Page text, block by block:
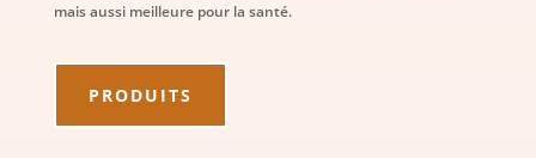
mais aussi meilleure pour la santé.
PRODUITS